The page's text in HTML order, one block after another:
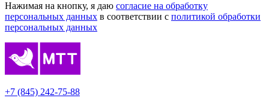
Нажимая на кнопку, я даю согласие на обработку
персональных данных в соответствии с политикой обработки
персональных данных
+7 (845) 242-75-88